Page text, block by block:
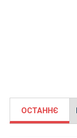
ОСТАННЄ